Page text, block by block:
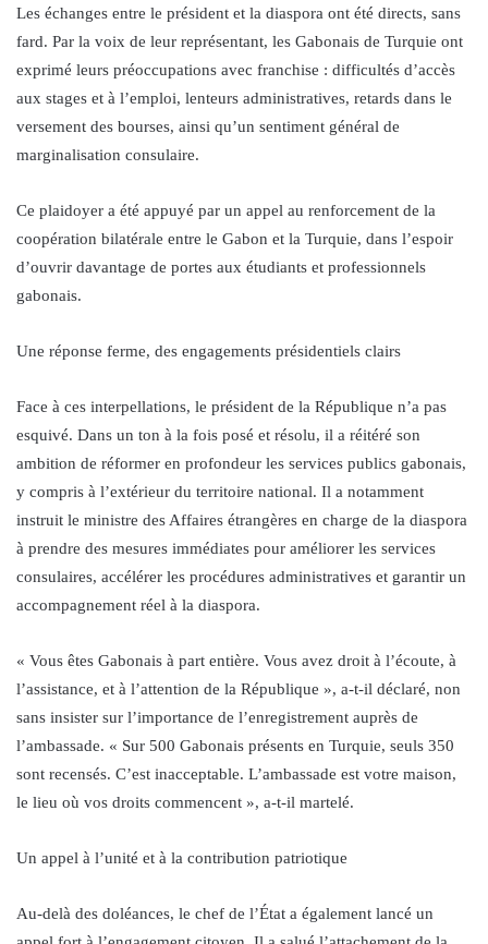
Les échanges entre le président et la diaspora ont été directs, sans
fard. Par la voix de leur représentant, les Gabonais de Turquie ont
exprimé leurs préoccupations avec franchise : difficultés d’accès
aux stages et à l’emploi, lenteurs administratives, retards dans le
versement des bourses, ainsi qu’un sentiment général de
marginalisation consulaire.
Ce plaidoyer a été appuyé par un appel au renforcement de la
coopération bilatérale entre le Gabon et la Turquie, dans l’espoir
d’ouvrir davantage de portes aux étudiants et professionnels
gabonais.
Une réponse ferme, des engagements présidentiels clairs
Face à ces interpellations, le président de la République n’a pas
esquivé. Dans un ton à la fois posé et résolu, il a réitéré son
ambition de réformer en profondeur les services publics gabonais,
y compris à l’extérieur du territoire national. Il a notamment
instruit le ministre des Affaires étrangères en charge de la diaspora
à prendre des mesures immédiates pour améliorer les services
consulaires, accélérer les procédures administratives et garantir un
accompagnement réel à la diaspora.
« Vous êtes Gabonais à part entière. Vous avez droit à l’écoute, à
l’assistance, et à l’attention de la République », a-t-il déclaré, non
sans insister sur l’importance de l’enregistrement auprès de
l’ambassade. « Sur 500 Gabonais présents en Turquie, seuls 350
sont recensés. C’est inacceptable. L’ambassade est votre maison,
le lieu où vos droits commencent », a-t-il martelé.
Un appel à l’unité et à la contribution patriotique
Au-delà des doléances, le chef de l’État a également lancé un